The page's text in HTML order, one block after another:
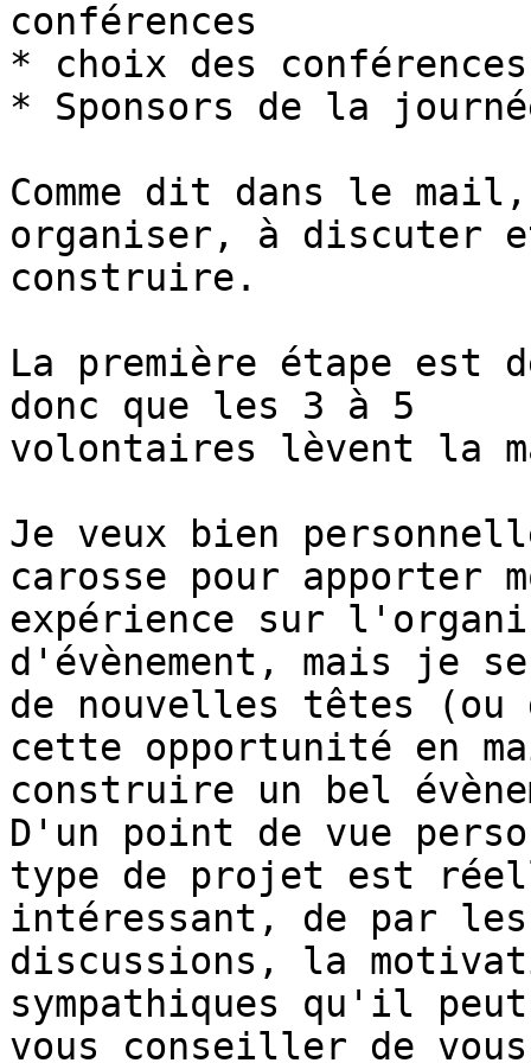
conférences
* choix des
* Sponsors de la
Comme dit dans le
organiser, à discuter
construire.
La première étape est
donc que les 3 à 5
volontaires lèvent la
Je veux bien
carosse pour apporter
expérience sur
d'évènement, mais je
de nouvelles têtes
cette opportunité en
construire un bel
D'un point de vue
type de projet est
intéressant, de par
discussions, la
sympathiques qu'il
vous conseiller de